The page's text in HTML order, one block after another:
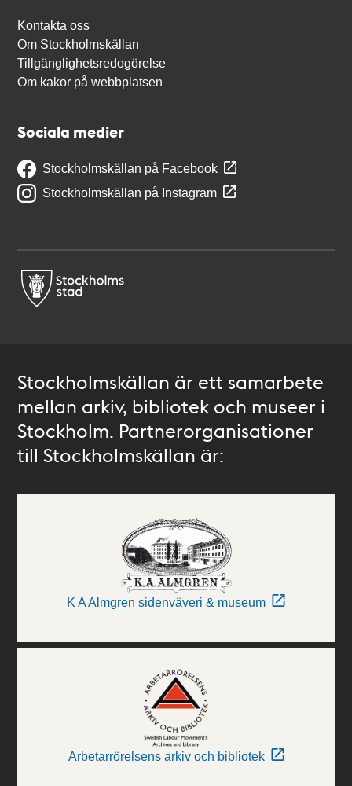
Kontakta oss
Om Stockholmskällan
Tillgänglighetsredogörelse
Om kakor på webbplatsen
Sociala medier
Stockholmskällan på Facebook
Stockholmskällan på Instagram
Stockholmskällan är ett samarbete
mellan arkiv, bibliotek och museer i
Stockholm. Partnerorganisationer
till Stockholmskällan är:
K A Almgren sidenväveri & museum
Arbetarrörelsens arkiv och bibliotek